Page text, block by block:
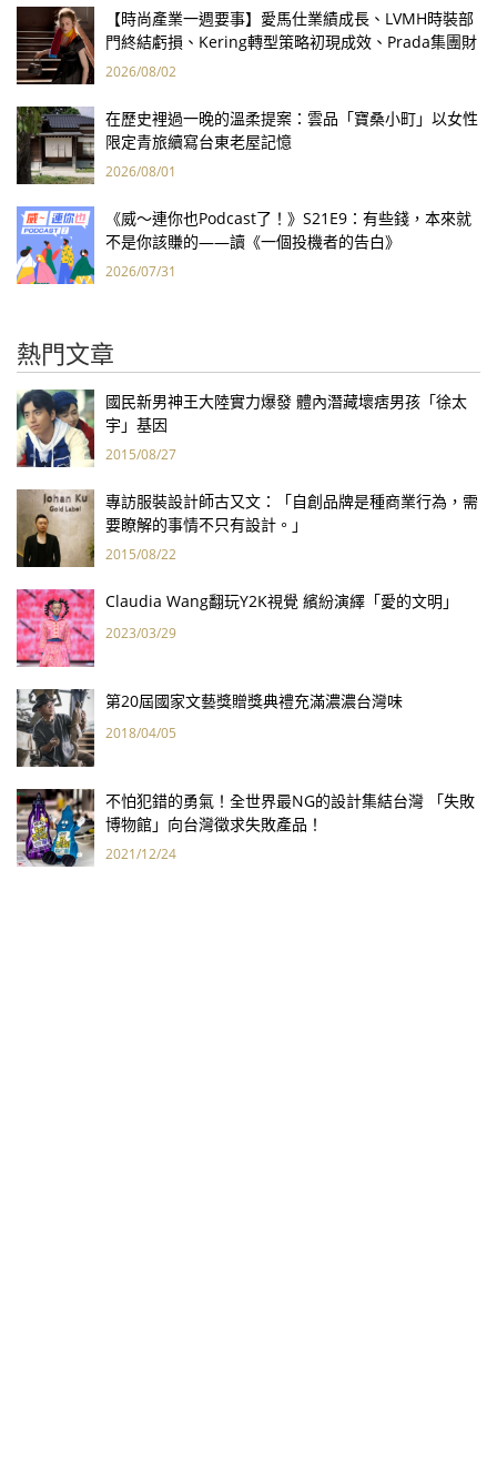
【時尚產業一週要事】愛馬仕業績成長、LVMH時裝部
門終結虧損、Kering轉型策略初現成效、Prada集團財
報亮眼
2026/08/02
在歷史裡過一晚的溫柔提案：雲品「寶桑小町」以女性
限定青旅續寫台東老屋記憶
2026/08/01
《威～連你也Podcast了！》S21E9：有些錢，本來就
不是你該賺的——讀《一個投機者的告白》
2026/07/31
熱門文章
國民新男神王大陸實力爆發 體內潛藏壞痞男孩「徐太
宇」基因
2015/08/27
專訪服裝設計師古又文：「自創品牌是種商業行為，需
要瞭解的事情不只有設計。」
2015/08/22
Claudia Wang翻玩Y2K視覺 繽紛演繹「愛的文明」
2023/03/29
第20屆國家文藝獎贈獎典禮充滿濃濃台灣味
2018/04/05
不怕犯錯的勇氣！全世界最NG的設計集結台灣 「失敗
博物館」向台灣徵求失敗產品！
2021/12/24